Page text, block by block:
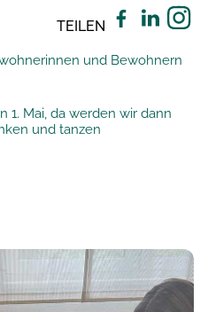
TEILEN
und Bewohnern
1. Mai, da werden wir dann
und tanzen